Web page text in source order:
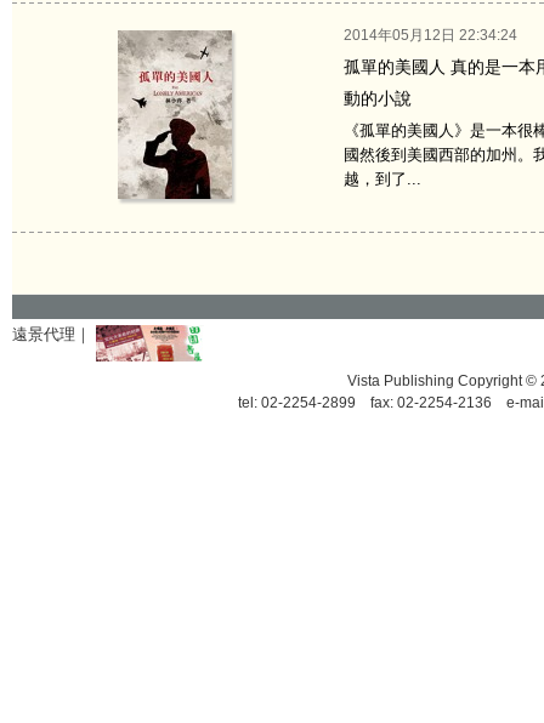
2014年05月12日 22:34:24
孤單的美國人 真的是一本
動的小說
《孤單的美國人》是一本
國然後到美國西部的加州。
越，到了...
遠景代理｜
Vista Publishing Copyright ©
tel: 02-2254-2899 fax: 02-2254-2136 e-